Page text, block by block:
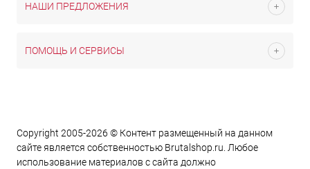
НАШИ ПРЕДЛОЖЕНИЯ
ПОМОЩЬ И СЕРВИСЫ
Copyright 2005-2026 © Контент размещенный на данном
сайте является cобственностью Brutalshop.ru. Любое
использование материалов с сайта должно